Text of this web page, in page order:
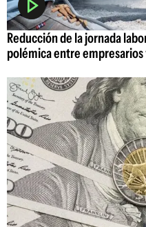
Reducción de la jornada
polémica entre empresarios